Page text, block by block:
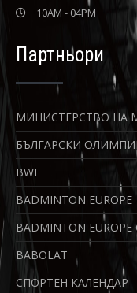
10AM - 04PM
Партньори
МИНИСТЕРСТВО НА
БЪЛГАРСКИ
BWF
BADMINTON EUROPE
BADMINTON EUROPE
BABOLAT
СПОРТЕН КАЛЕНДАР